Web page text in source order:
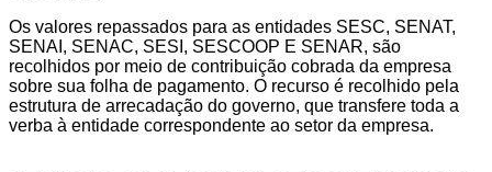
Os valores repassados para as entidades SESC, SENAT,
SENAI, SENAC, SESI, SESCOOP E SENAR, são
recolhidos por meio de contribuição cobrada da empresa
sobre sua folha de pagamento. O recurso é recolhido pela
estrutura de arrecadação do governo, que transfere toda a
verba à entidade correspondente ao setor da empresa.